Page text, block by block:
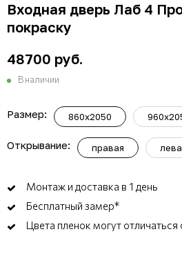
Входная дверь Лаб 4
покраску
48700 руб.
В наличии
Размер: 860х2050
Открывание: правая
Монтаж и доставка в 1 день
Бесплатный замер*
Цвета пленок могут отличаться